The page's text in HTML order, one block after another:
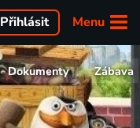
Menu
Přihlásit
Dokumenty Zábava